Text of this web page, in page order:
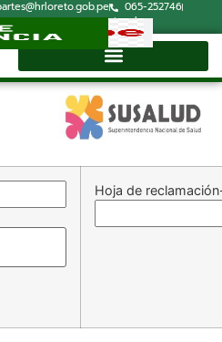
065-252746
Correo Institucional
Hoja de